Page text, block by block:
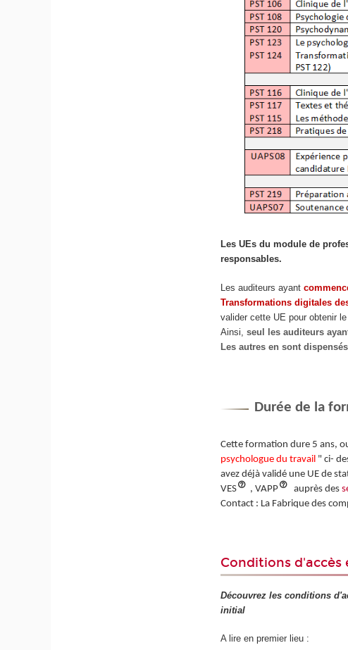
Les UEs du module de
responsables.
Les auditeurs ayant
Transformations digitales
valider cette UE pour obtenir
Ainsi,seul les auditeurs
Les autres en sont dispensés
Durée de la
Cette formation dure 5 ans,
psychologue du travail " ci-
avez déjà validé une UE de
VES
, VAPP auprès des
Contact : La Fabrique des
Conditions
Découvrez les conditions
initial
A lire en premier lieu :